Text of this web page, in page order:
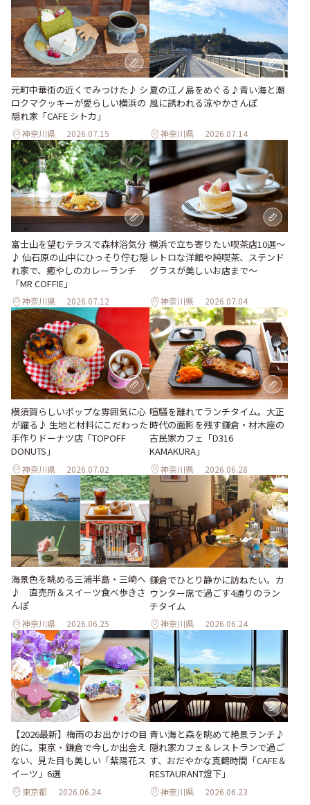
元町中華街の近くでみつけた♪ シ
ロクマクッキーが愛らしい横浜の
隠れ家「CAFE シトカ」
神奈川県 2026.07.15
夏の江ノ島をめぐる♪青い海と潮
風に誘われる涼やかさんぽ
神奈川県 2026.07.14
富士山を望むテラスで森林浴気分
♪ 仙石原の山中にひっそり佇む隠
れ家で、癒やしのカレーランチ
「MR COFFIE」
神奈川県 2026.07.12
横浜で立ち寄りたい喫茶店10選～
レトロな洋館や純喫茶、ステンド
グラスが美しいお店まで～
神奈川県 2026.07.04
横須賀らしいポップな雰囲気に心
が躍る♪ 生地と材料にこだわった
手作りドーナツ店「TOPOFF
DONUTS」
神奈川県 2026.07.02
喧騒を離れてランチタイム。大正
時代の面影を残す鎌倉・材木座の
古民家カフェ「D316
KAMAKURA」
神奈川県 2026.06.28
海景色を眺める三浦半島・三崎へ
♪ 直売所＆スイーツ食べ歩きさ
んぽ
神奈川県 2026.06.25
鎌倉でひとり静かに訪ねたい。カ
ウンター席で過ごす4通りのラン
チタイム
神奈川県 2026.06.24
【2026最新】梅雨のお出かけの目
的に。東京・鎌倉で今しか出会え
ない、見た目も美しい「紫陽花ス
イーツ」6選
東京都 2026.06.24
青い海と森を眺めて絶景ランチ♪
隠れ家カフェ＆レストランで過ご
す、おだやかな真鶴時間「CAFE＆
RESTAURANT燈下」
神奈川県 2026.06.23